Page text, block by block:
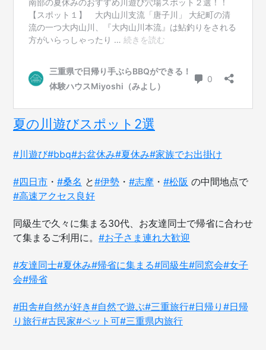
夏の川遊びスポット2選
#川遊び#bbq#お盆休み#夏休み#家族でお出掛け
#四日市 ・ #桑名 と#伊勢 ・ #志摩 ・ #松阪 の中間地点で
#高速アクセス良好
同級生で久々に集まる30代、お友達同士で帰省に合わせ
て集まるご利用に。 #お子さま連れ大歓迎
#友達同士#夏休み#帰省に集まる#同級生#同窓会#女子
会#帰省
#田舎#自然が好き#自然で遊ぶ#三重旅行#日帰り #日帰
り旅行#古民家#ペット可#三重県内旅行